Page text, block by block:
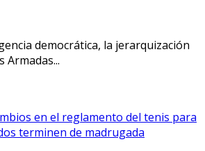
democrática, la jerarquización
Armadas...